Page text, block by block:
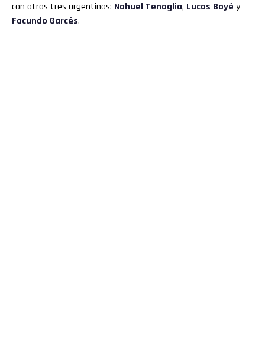
con otros tres argentinos: Nahuel Tenaglia, Lucas Boyé y
Facundo Garcés.